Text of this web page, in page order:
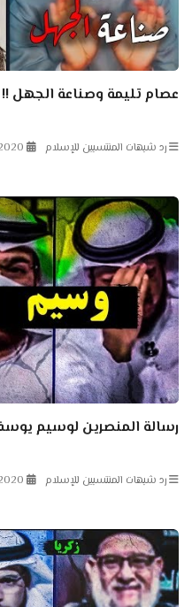
عصام تليمة وصناعة الجهل !!
رد شبهات المنتسبين للإسلام
رسالة المنصرين لوسيم
رد شبهات المنتسبين للإسلام